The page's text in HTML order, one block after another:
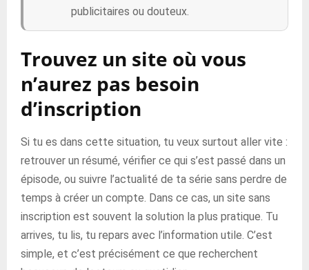
publicitaires ou douteux.
Trouvez un site où vous
n’aurez pas besoin
d’inscription
Si tu es dans cette situation, tu veux surtout aller vite :
retrouver un résumé, vérifier ce qui s’est passé dans un
épisode, ou suivre l’actualité de ta série sans perdre de
temps à créer un compte. Dans ce cas, un site sans
inscription est souvent la solution la plus pratique. Tu
arrives, tu lis, tu repars avec l’information utile. C’est
simple, et c’est précisément ce que recherchent